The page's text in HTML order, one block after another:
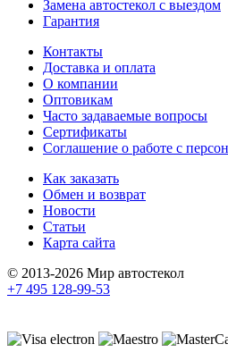
Замена автостекол с выездом
Гарантия
Контакты
Доставка и оплата
О компании
Оптовикам
Часто задаваемые вопросы
Сертификаты
Соглашение о работе с
Как заказать
Обмен и возврат
Новости
Статьи
Карта сайта
© 2013-2026 Мир автостекол
+7 495 128-99-53